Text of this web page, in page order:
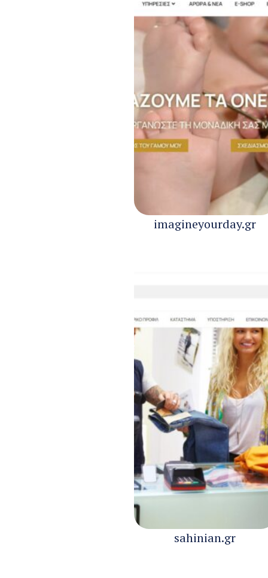
imagineyourday.gr
sahinian.gr